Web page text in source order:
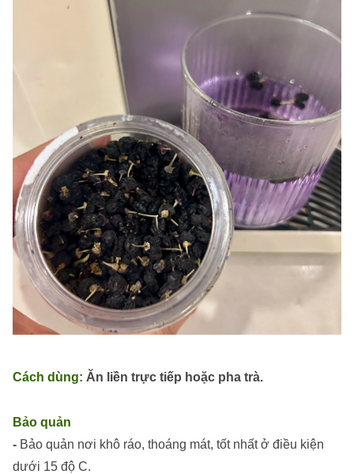
Cách dùng: Ăn liền trực tiếp hoặc pha trà.
Bảo quản
- Bảo quản nơi khô ráo, thoáng mát, tốt nhất ở điều kiện
dưới 15 độ C.